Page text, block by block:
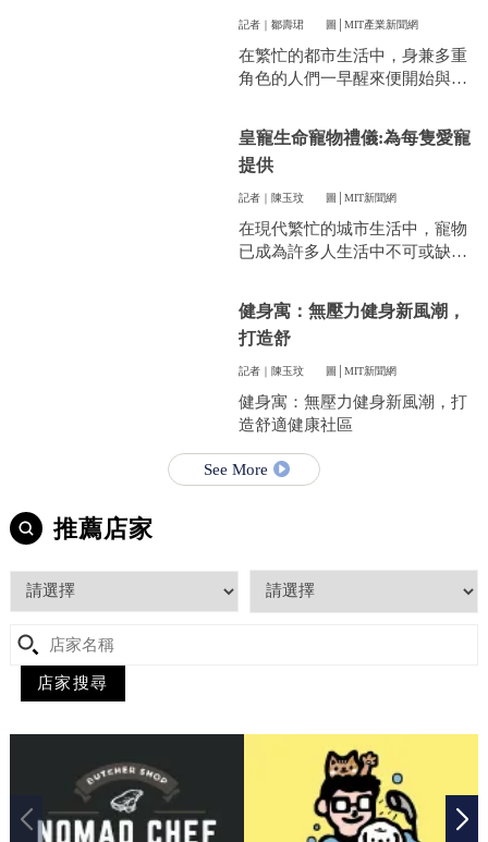
人感到頭疼。
記者｜鄒壽珺 圖│MIT產業新聞網
在繁忙的都市生活中，身兼多重
角色的人們一早醒來便開始與時
皇寵生命寵物禮儀:為每隻愛寵
提供
記者｜陳玉玟 圖│MIT新聞網
在現代繁忙的城市生活中，寵物
已成為許多人生活中不可或缺的
藉。當愛寵的生命走到盡頭時，
飼主們往往陷入深深的悲傷，而
如何讓他們走得體面、安心，成
的訴求。
健身寓：無壓力健身新風潮，
打造舒
記者｜陳玉玟 圖│MIT新聞網
健身寓：無壓力健身新風潮，打
造舒適健康社區
See More
推薦店家